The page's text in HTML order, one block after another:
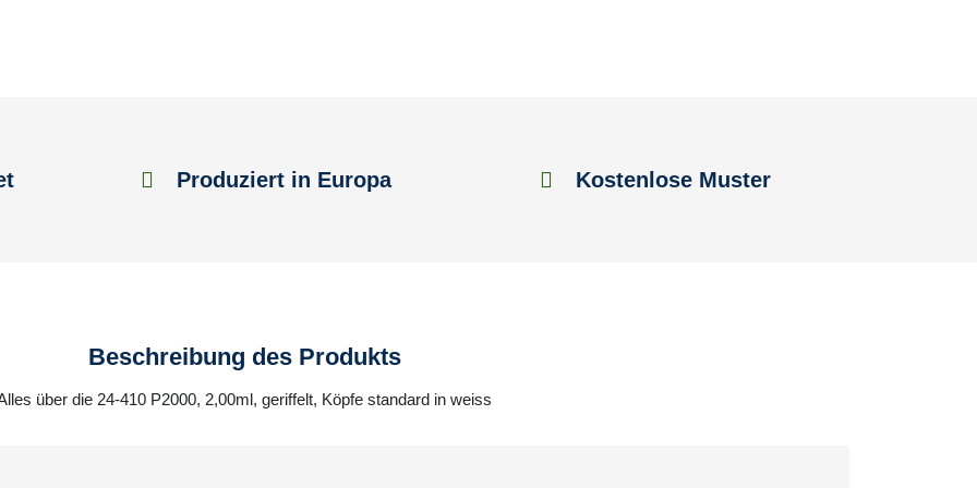
Produziert in Europa Kostenlose Muster
Beschreibung des Produkts
über die 24-410 P2000, 2,00ml, geriffelt, Köpfe standard in weiss